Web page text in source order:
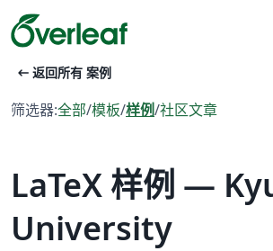
arrow_left_alt 返回所有 案例
筛选器:全部/模板/样例/社区文章
LaTeX 样例 —
University